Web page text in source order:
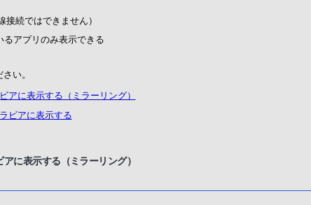
続ではできません）
アプリのみ表示できる
い。
アに表示する（ミラーリング）
ビアに表示する
に表示する（ミラーリング）